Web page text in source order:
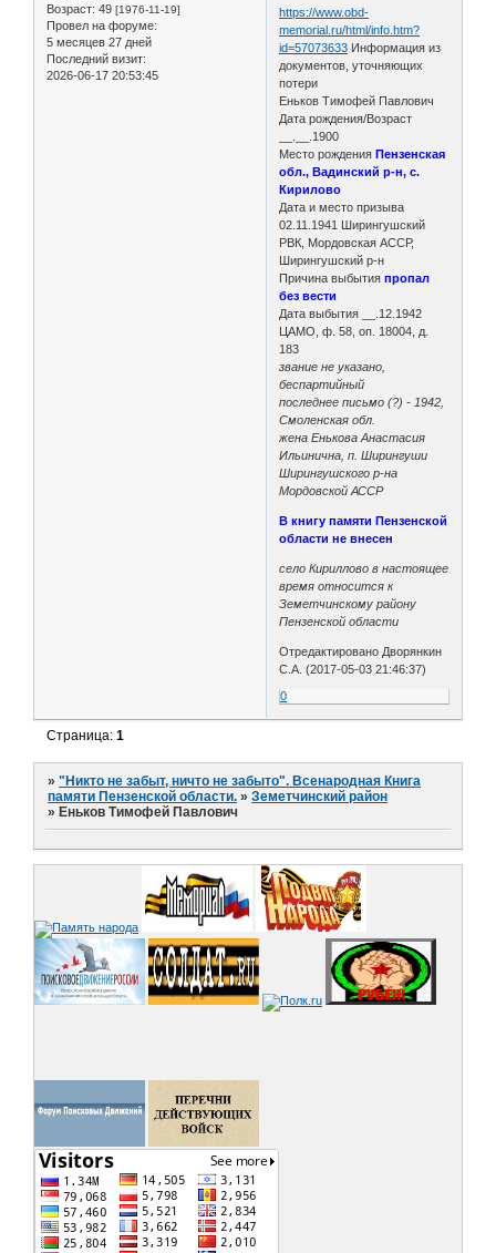
Возраст: 49 [1976-11-19]
Провел на форуме:
5 месяцев 27 дней
Последний визит:
2026-06-17 20:53:45
https://www.obd-
memorial.ru/html/info.htm?
id=57073633 Информация из
документов, уточняющих
потери
Еньков Тимофей Павлович
Дата рождения/Возраст
__.__.1900
Место рожденияПензенская
обл., Вадинский р-н, с.
Кирилово
Дата и место призыва
02.11.1941 Ширингушский
РВК, Мордовская АССР,
Ширингушский р-н
Причина выбытияпропал
без вести
Дата выбытия __.12.1942
ЦАМО, ф. 58, оп. 18004, д.
183
звание не указано,
беспартийный
последнее письмо (?) - 1942,
Смоленская обл.
жена Енькова Анастасия
Ильинична, п. Ширингуши
Ширингушского р-на
Мордовской АССР
В книгу памяти Пензенской
области не внесен
село Кириллово в настоящее
время относится к
Земетчинскому району
Пензенской области
Отредактировано Дворянкин
С.А. (2017-05-03 21:46:37)
0
Страница:1
»"Никто не забыт, ничто не забыто". Всенародная Книга
памяти Пензенской области. »Земетчинский район
» Еньков Тимофей Павлович